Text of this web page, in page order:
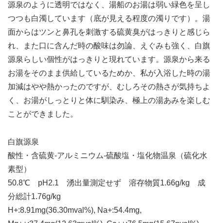
源泉のように透明ではなく、湯船のお湯は弱い緑色を呈し
つつも白濁しています（底が見える程度の濁りです）。湯
面からはツンと鼻孔を刺激する硫黄臭がはっきりと感じら
れ、また口に含んだ時の酸味は勿論、えぐみも強く、白旗
源泉らしい個性がはっきりと現れています。源泉から来る
お湯をそのまま供給しているためか、私が入浴した時の湯
加減はやや熱かったのですが、むしろその熱さが気持ちよ
く、お湯がしっとりと体に馴染み、極上の湯あみを楽しむ
ことができました。
白旗源泉
酸性・含硫黄-アルミニウム-硫酸塩・塩化物温泉（硫化水
素型）
50.8℃ pH2.1 湧出量測定せず 溶存物質1.66g/kg 成
分総計1.76g/kg
H+:8.91mg(36.30mval%), Na+:54.4mg,